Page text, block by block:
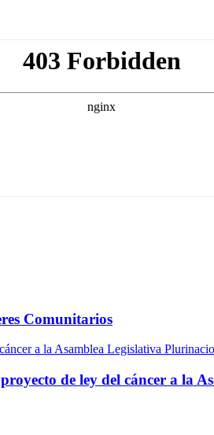
Comunitarios
a la Asamblea Legislativa
de ley del cáncer a la